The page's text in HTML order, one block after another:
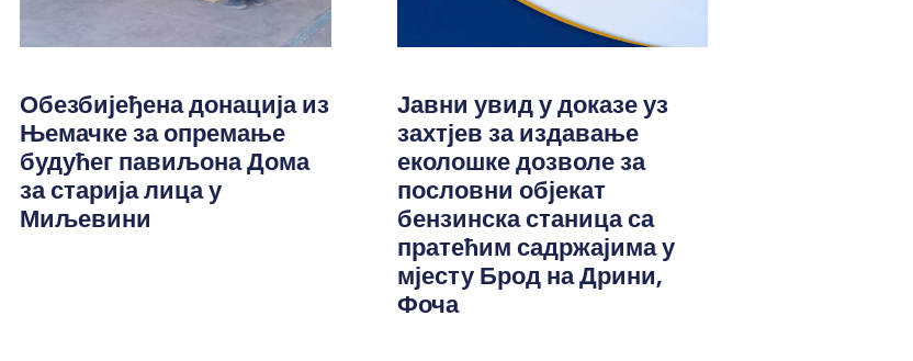
Обезбијеђена донација из
Њемачке за опремање
будућег павиљона Дома
за старија лица у
Миљевини
Јавни увид у доказе уз
захтјев за издавање
еколошке дозволе за
пословни објекат
бензинска станица са
пратећим садржајима у
мјесту Брод на Дрини,
Фоча